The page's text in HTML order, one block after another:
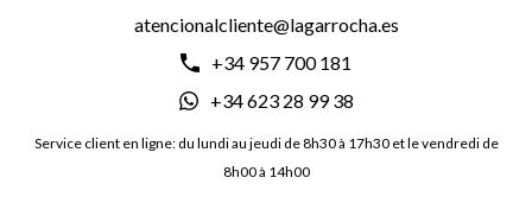
atencionalcliente@lagarrocha.es
+34 957 700 181
+34 623 28 99 38
Service client en ligne: du lundi au jeudi de 8h30 à 17h30 et le vendredi de
8h00 à 14h00